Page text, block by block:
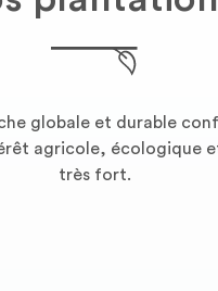
globale et durable
agricole, écologique
très fort.